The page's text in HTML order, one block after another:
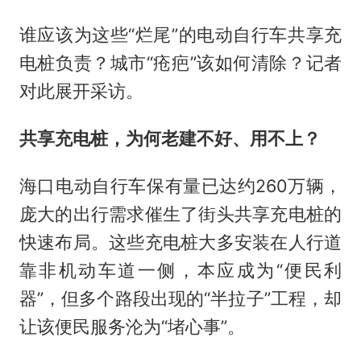
谁应该为这些“烂尾”的电动自行车共享充
电桩负责？城市“疮疤”该如何清除？记者
对此展开采访。
共享充电桩，为何老建不好、用不上？
海口电动自行车保有量已达约260万辆，
庞大的出行需求催生了街头共享充电桩的
快速布局。这些充电桩大多安装在人行道
靠非机动车道一侧，本应成为“便民利
器”，但多个路段出现的“半拉子”工程，却
让该便民服务沦为“堵心事”。